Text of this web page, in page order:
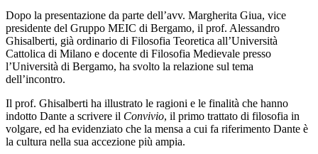
Dopo la presentazione da parte dell’avv. Margherita Giua, vice
presidente del Gruppo MEIC di Bergamo, il prof. Alessandro
Ghisalberti, già ordinario di Filosofia Teoretica all’Università
Cattolica di Milano e docente di Filosofia Medievale presso
l’Università di Bergamo, ha svolto la relazione sul tema
dell’incontro.
Il prof. Ghisalberti ha illustrato le ragioni e le finalità che hanno
indotto Dante a scrivere il Convivio, il primo trattato di filosofia in
volgare, ed ha evidenziato che la mensa a cui fa riferimento Dante è
la cultura nella sua accezione più ampia.